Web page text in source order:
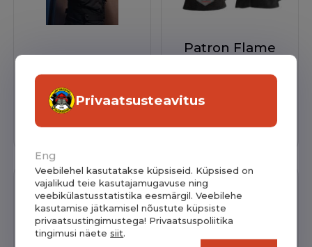
Privaatsusteavitus
Eng
Veebilehel kasutatakse küpsiseid. Küpsised on
vajalikud teie kasutajamugavuse ning
veebikülastusstatistika eesmärgil. Veebilehe
kasutamise jätkamisel nõustute küpsiste
privaatsustingimustega! Privaatsuspoliitika
tingimusi näete siit.
Patron Flame